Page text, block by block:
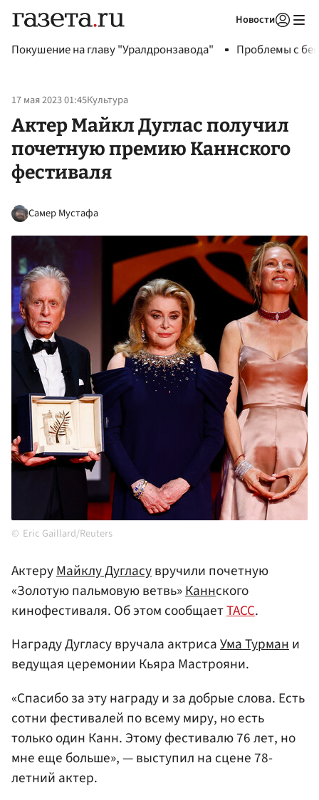
Новости
Покушение на главу "Уралдронзавода" Проблемы с
17 мая 2023 01:45Культура
Актер Майкл Дуглас получил
почетную премию Каннского
фестиваля
Самер Мустафа
Eric Gaillard/Reuters
АктеруМайклу Дугласувручили почетную
«Золотую пальмовую ветвь»Каннского
кинофестиваля. Об этом сообщаетТАСС.
Награду Дугласу вручала актрисаУма Турмани
ведущая церемонии Кьяра Мастрояни.
«Спасибо за эту награду и за добрые слова. Есть
сотни фестивалей по всему миру, но есть
только один Канн. Этому фестивалю 76 лет, но
мне еще больше», — выступил на сцене 78-
летний актер.